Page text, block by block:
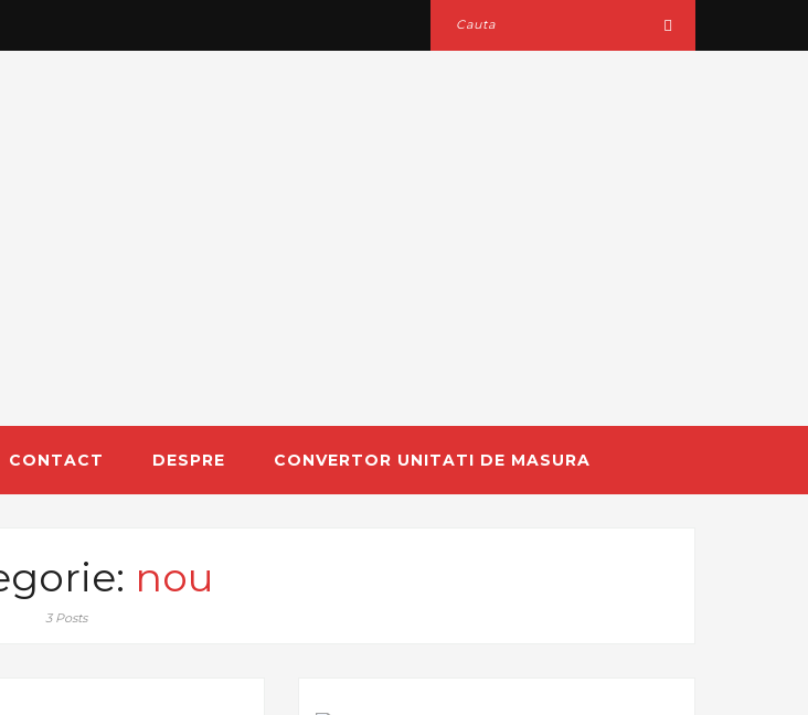
CONTACT DESPRE CONVERTOR UNITATI DE MASURA
nou
3 Posts